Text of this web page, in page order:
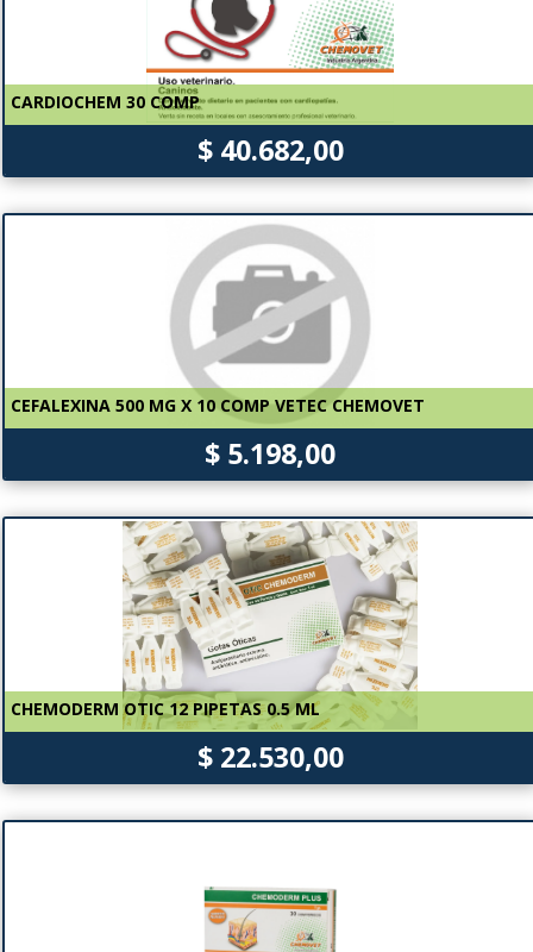
CARDIOCHEM 30 COMP
$ 40.682,00
CEFALEXINA 500 MG X 10 COMP VETEC CHEMOVET
$ 5.198,00
CHEMODERM OTIC 12 PIPETAS 0.5 ML
$ 22.530,00